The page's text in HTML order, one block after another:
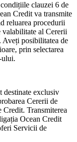
clauzei 6 de
Credit va transmite
reluarea procedurii
valabilitate al Cererii
Aveți posibilitatea de
prin selectarea
ului.
destinate exclusiv
Cererii de
Transmiterea
Ocean Credit
Servicii de